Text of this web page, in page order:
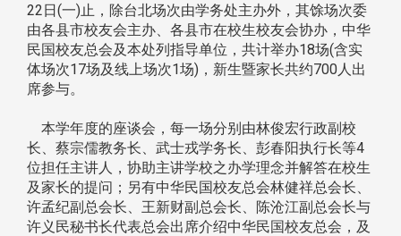
22日(一)止，除台北场次由学务处主办外，其馀场次委
由各县市校友会主办、各县市在校生校友会协办，中华
民国校友总会及本处列指导单位，共计举办18场(含实
体场次17场及线上场次1场)，新生暨家长共约700人出
席参与。
本学年度的座谈会，每一场分别由林俊宏行政副校
长、蔡宗儒教务长、武士戎学务长、彭春阳执行长等4
位担任主讲人，协助主讲学校之办学理念并解答在校生
及家长的提问；另有中华民国校友总会林健祥总会长、
许孟纪副总会长、王新财副总会长、陈沧江副总会长与
许义民秘书长代表总会出席介绍中华民国校友总会，及